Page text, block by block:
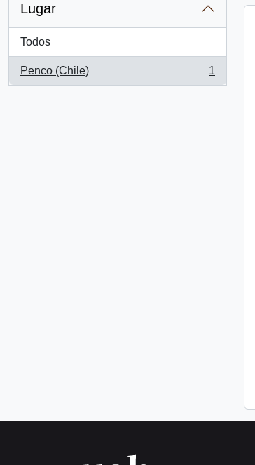
Lugar
Todos
Penco (Chile)
, 1 resultados
1